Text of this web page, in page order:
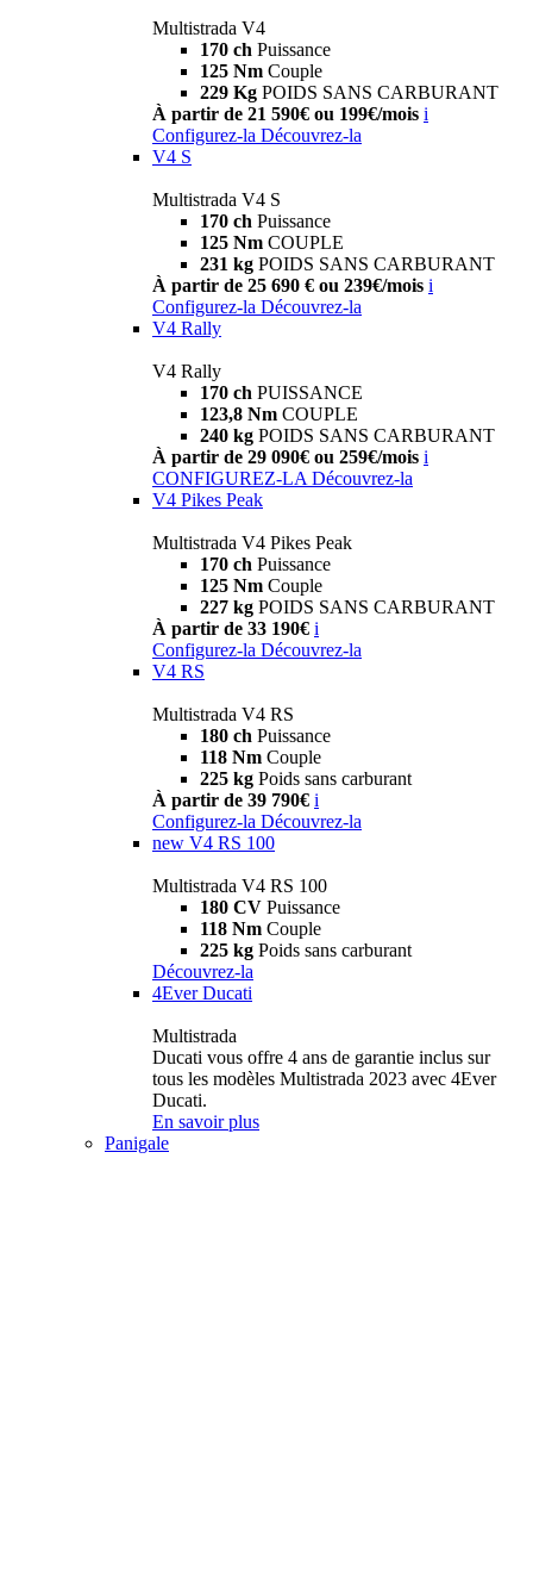
Multistrada V4
170 ch Puissance
125 Nm Couple
229 Kg POIDS SANS CARBURANT
À partir de 21 590€ ou 199€/mois i
Configurez-la Découvrez-la
V4 S
Multistrada V4 S
170 ch Puissance
125 Nm COUPLE
231 kg POIDS SANS CARBURANT
À partir de 25 690 € ou 239€/mois i
Configurez-la Découvrez-la
V4 Rally
V4 Rally
170 ch PUISSANCE
123,8 Nm COUPLE
240 kg POIDS SANS CARBURANT
À partir de 29 090€ ou 259€/mois i
CONFIGUREZ-LA Découvrez-la
V4 Pikes Peak
Multistrada V4 Pikes Peak
170 ch Puissance
125 Nm Couple
227 kg POIDS SANS CARBURANT
À partir de 33 190€ i
Configurez-la Découvrez-la
V4 RS
Multistrada V4 RS
180 ch Puissance
118 Nm Couple
225 kg Poids sans carburant
À partir de 39 790€ i
Configurez-la Découvrez-la
new V4 RS 100
Multistrada V4 RS 100
180 CV Puissance
118 Nm Couple
225 kg Poids sans carburant
Découvrez-la
4Ever Ducati
Multistrada
Ducati vous offre 4 ans de garantie inclus sur
tous les modèles Multistrada 2023 avec 4Ever
Ducati.
En savoir plus
Panigale